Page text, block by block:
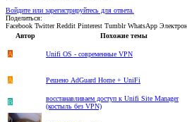
Войдите или зарегистрируйтесь для ответа.
Поделиться:
Facebook Twitter Reddit Pinterest Tumblr WhatsApp
Автор
Похожие темы
A Unifi OS - современные VPN
A Решено AdGuard Home + UniFi
B
восстанавливаем доступ к Unifi Site Manager
(костыль без VPN)